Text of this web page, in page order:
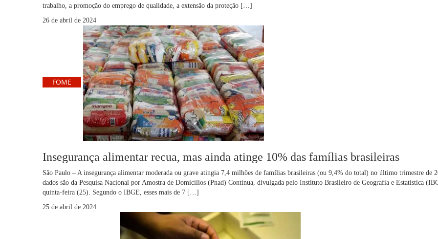
trabalho, a promoção do emprego de qualidade, a extensão da proteção […]
26 de abril de 2024
FOME
Insegurança alimentar recua, mas ainda atinge 10% das famílias brasileiras
São Paulo – A insegurança alimentar moderada ou grave atingia 7,4 milhões de famílias brasileiras (ou 9,4% do total) no último trimestre de
dados são da Pesquisa Nacional por Amostra de Domicílios (Pnad) Contínua, divulgada pelo Instituto Brasileiro de Geografia e Estatística
quinta-feira (25). Segundo o IBGE, esses mais de 7 […]
25 de abril de 2024